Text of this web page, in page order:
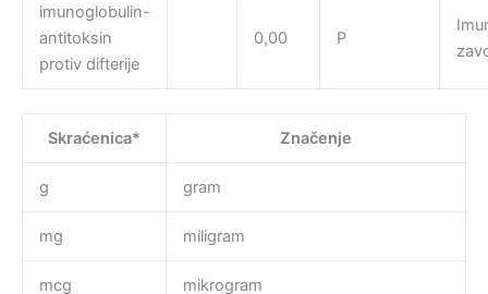
imunoglobulin-
antitoksin
protiv difterije
0,00 P
Skraćenica* Značenje
g gram
mg miligram
mcg mikrogram